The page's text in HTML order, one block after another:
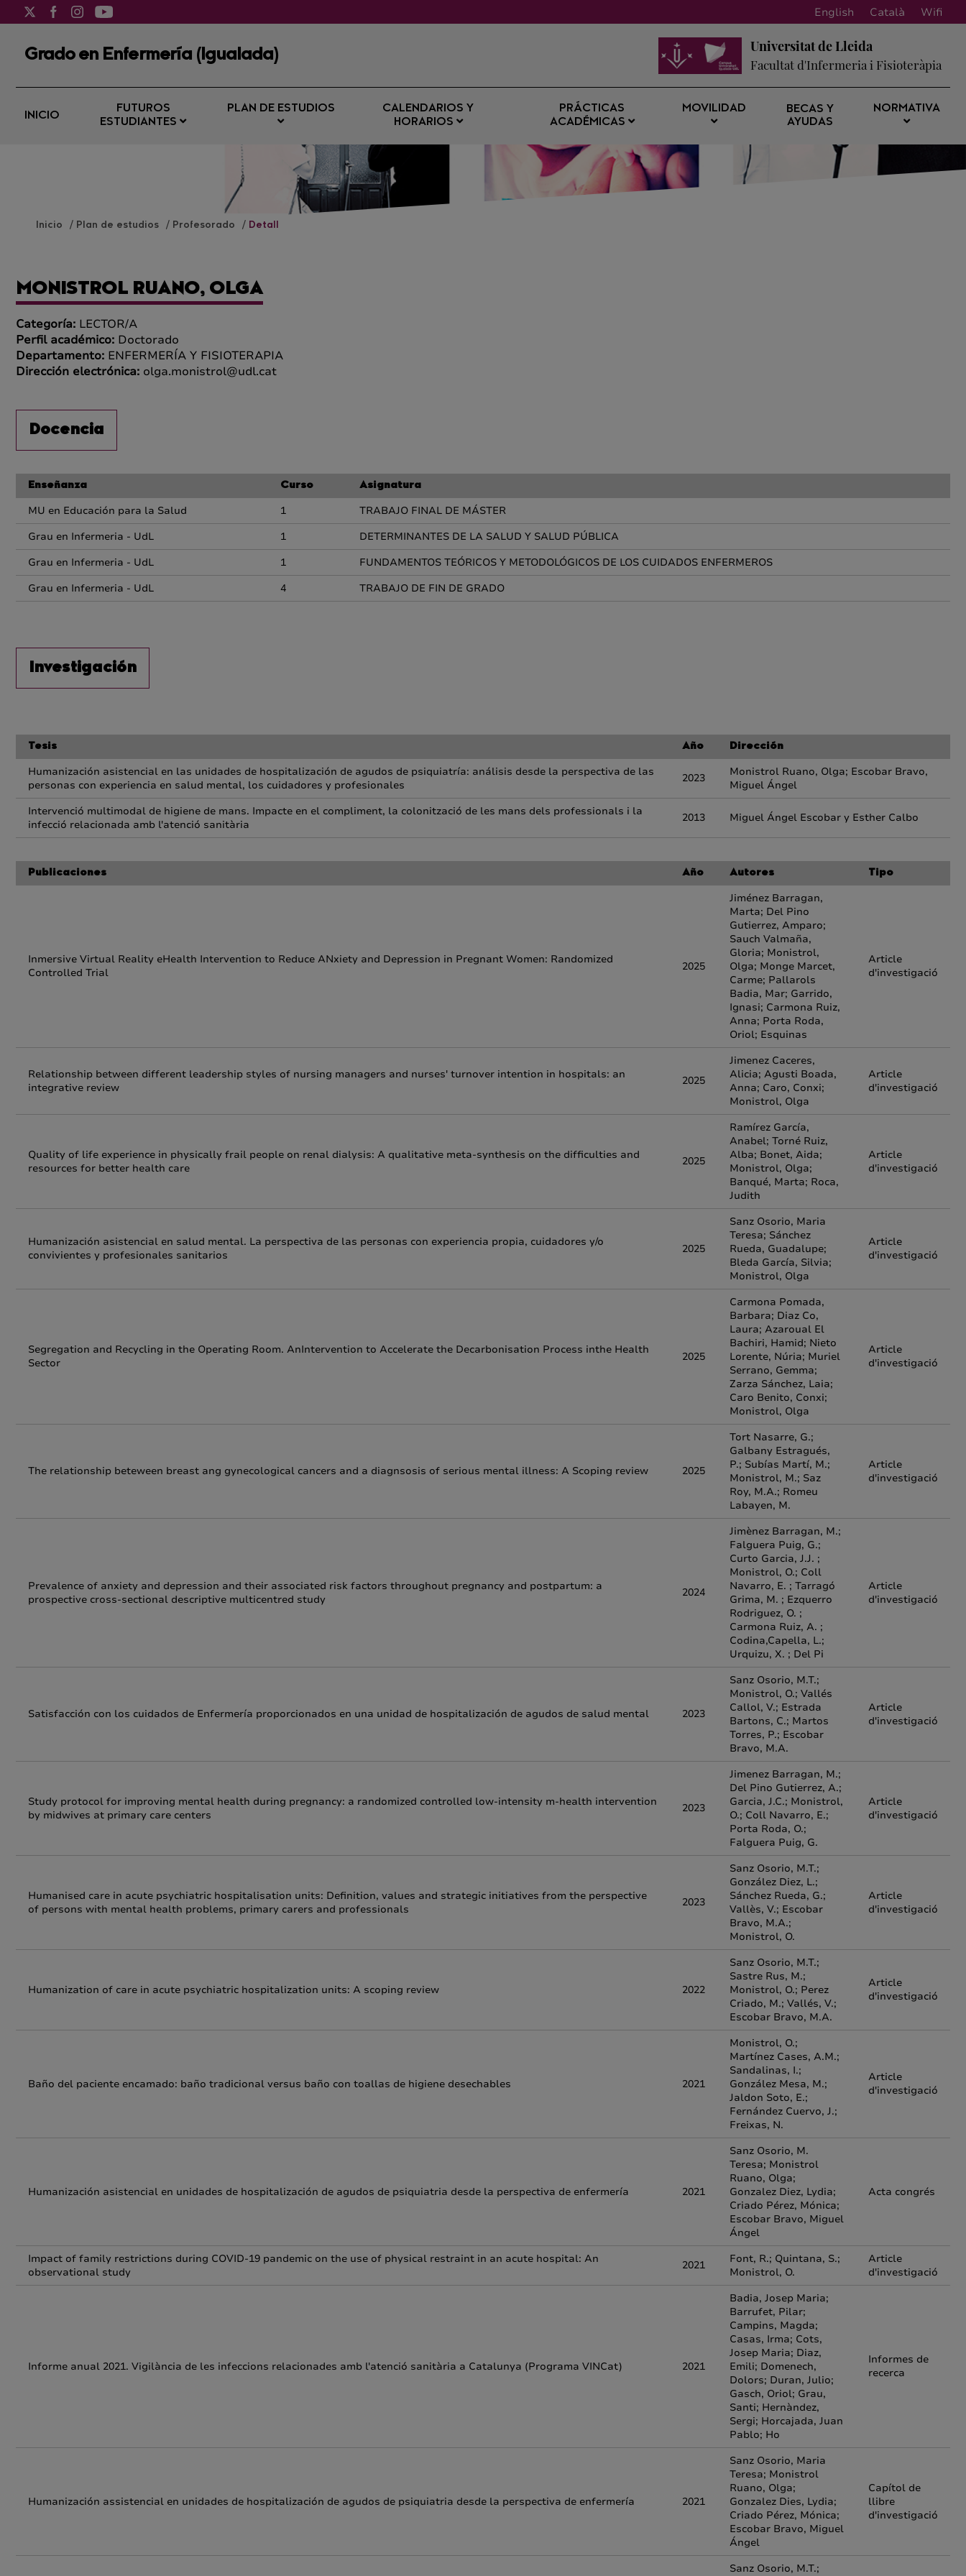
English Català Wifi
Grado en Enfermería (Igualada)
Universitat de Lleida
Facultat d'Infermeria i Fisioteràpia
INICIO
FUTUROS
ESTUDIANTES
PLAN DE ESTUDIOS
CALENDARIOS Y
HORARIOS
PRÁCTICAS
ACADÉMICAS
MOVILIDAD
BECAS Y
AYUDAS
NORMATIVA
Inicio Plan de estudios Profesorado Detall
MONISTROL RUANO, OLGA
Categoría: LECTOR/A
Perfil académico: Doctorado
Departamento: ENFERMERÍA Y FISIOTERAPIA
Dirección electrónica: olga.monistrol@udl.cat
Docencia
Enseñanza Curso Asignatura
MU en Educación para la Salud 1
TRABAJO FINAL DE MÁSTER
Grau en Infermeria - UdL
1
DETERMINANTES DE LA SALUD Y SALUD PÚBLICA
Grau en Infermeria - UdL
1
FUNDAMENTOS TEÓRICOS Y METODOLÓGICOS DE LOS CUIDADOS ENFERMEROS
Grau en Infermeria - UdL
4 TRABAJO DE FIN DE GRADO
Investigación
Tesis Año Dirección
Humanización asistencial en las unidades de hospitalización de agudos de psiquiatría: análisis desde la perspectiva de las
personas con experiencia en salud mental, los cuidadores y profesionales
2023
Monistrol Ruano, Olga; Escobar Bravo,
Miguel Ángel
Intervenció multimodal de higiene de mans. Impacte en el compliment, la colonització de les mans dels professionals i la
infecció relacionada amb l'atenció sanitària
2013 Miguel Ángel Escobar y Esther Calbo
Publicaciones Año Autores Tipo
Inmersive Virtual Reality eHealth Intervention to Reduce ANxiety and Depression in Pregnant Women: Randomized
Controlled Trial
2025
Jiménez Barragan,
Marta; Del Pino
Gutierrez, Amparo;
Sauch Valmaña,
Gloria; Monistrol,
Olga; Monge Marcet,
Carme; Pallarols
Badia, Mar; Garrido,
Ignasi; Carmona Ruiz,
Anna; Porta Roda,
Oriol; Esquinas
Article
d'investigació
Relationship between different leadership styles of nursing managers and nurses' turnover intention in hospitals: an
integrative review
2025
Jimenez Caceres,
Alicia; Agusti Boada,
Anna; Caro, Conxi;
Monistrol, Olga
Article
d'investigació
Quality of life experience in physically frail people on renal dialysis: A qualitative meta-synthesis on the difficulties and
resources for better health care
2025
Ramírez García,
Anabel; Torné Ruiz,
Alba; Bonet, Aida;
Monistrol, Olga;
Banqué, Marta; Roca,
Judith
Article
d'investigació
Humanización asistencial en salud mental. La perspectiva de las personas con experiencia propia, cuidadores y/o
convivientes y profesionales sanitarios
2025
Sanz Osorio, Maria
Teresa; Sánchez
Rueda, Guadalupe;
Bleda García, Silvia;
Monistrol, Olga
Article
d'investigació
Segregation and Recycling in the Operating Room. AnIntervention to Accelerate the Decarbonisation Process inthe Health
Sector
2025
Carmona Pomada,
Barbara; Diaz Co,
Laura; Azaroual El
Bachiri, Hamid; Nieto
Lorente, Núria; Muriel
Serrano, Gemma;
Zarza Sánchez, Laia;
Caro Benito, Conxi;
Monistrol, Olga
Article
d'investigació
The relationship beteween breast ang gynecological cancers and a diagnsosis of serious mental illness: A Scoping review 2025
Tort Nasarre, G.;
Galbany Estragués,
P.; Subías Martí, M.;
Monistrol, M.; Saz
Roy, M.A.; Romeu
Labayen, M.
Article
d'investigació
Prevalence of anxiety and depression and their associated risk factors throughout pregnancy and postpartum: a
prospective cross-sectional descriptive multicentred study
2024
Jimènez Barragan, M.;
Falguera Puig, G.;
Curto Garcia, J.J. ;
Monistrol, O.; Coll
Navarro, E. ; Tarragó
Grima, M. ; Ezquerro
Rodriguez, O. ;
Carmona Ruiz, A. ;
Codina,Capella, L.;
Urquizu, X. ; Del Pi
Article
d'investigació
Satisfacción con los cuidados de Enfermería proporcionados en una unidad de hospitalización de agudos de salud mental 2023
Sanz Osorio, M.T.;
Monistrol, O.; Vallés
Callol, V.; Estrada
Bartons, C.; Martos
Torres, P.; Escobar
Bravo, M.A.
Article
d'investigació
Study protocol for improving mental health during pregnancy: a randomized controlled low-intensity m-health intervention
by midwives at primary care centers
2023
Jimenez Barragan, M.;
Del Pino Gutierrez, A.;
Garcia, J.C.; Monistrol,
O.; Coll Navarro, E.;
Porta Roda, O.;
Falguera Puig, G.
Article
d'investigació
Humanised care in acute psychiatric hospitalisation units: Definition, values and strategic initiatives from the perspective
of persons with mental health problems, primary carers and professionals
2023
Sanz Osorio, M.T.;
González Diez, L.;
Sánchez Rueda, G.;
Vallès, V.; Escobar
Bravo, M.A.;
Monistrol, O.
Article
d'investigació
Humanization of care in acute psychiatric hospitalization units: A scoping review 2022
Sanz Osorio, M.T.;
Sastre Rus, M.;
Monistrol, O.; Perez
Criado, M.; Vallés, V.;
Escobar Bravo, M.A.
Article
d'investigació
Baño del paciente encamado: baño tradicional versus baño con toallas de higiene desechables 2021
Monistrol, O.;
Martínez Cases, A.M.;
Sandalinas, I.;
González Mesa, M.;
Jaldon Soto, E.;
Fernández Cuervo, J.;
Freixas, N.
Article
d'investigació
Humanización asistencial en unidades de hospitalización de agudos de psiquiatria desde la perspectiva de enfermería 2021
Sanz Osorio, M.
Teresa; Monistrol
Ruano, Olga;
Gonzalez Diez, Lydia;
Criado Pérez, Mónica;
Escobar Bravo, Miguel
Ángel
Acta congrés
Impact of family restrictions during COVID-19 pandemic on the use of physical restraint in an acute hospital: An
observational study
2021
Font, R.; Quintana, S.;
Monistrol, O.
Article
d'investigació
Informe anual 2021. Vigilància de les infeccions relacionades amb l'atenció sanitària a Catalunya (Programa VINCat) 2021
Badia, Josep Maria;
Barrufet, Pilar;
Campins, Magda;
Casas, Irma; Cots,
Josep Maria; Diaz,
Emili; Domenech,
Dolors; Duran, Julio;
Gasch, Oriol; Grau,
Santi; Hernàndez,
Sergi; Horcajada, Juan
Pablo; Ho
Informes de
recerca
Humanización assistencial en unidades de hospitalización de agudos de psiquiatria desde la perspectiva de enfermería 2021
Sanz Osorio, Maria
Teresa; Monistrol
Ruano, Olga;
Gonzalez Dies, Lydia;
Criado Pérez, Mónica;
Escobar Bravo, Miguel
Ángel
Capítol de
llibre
d'investigació
Sanz Osorio, M.T.;